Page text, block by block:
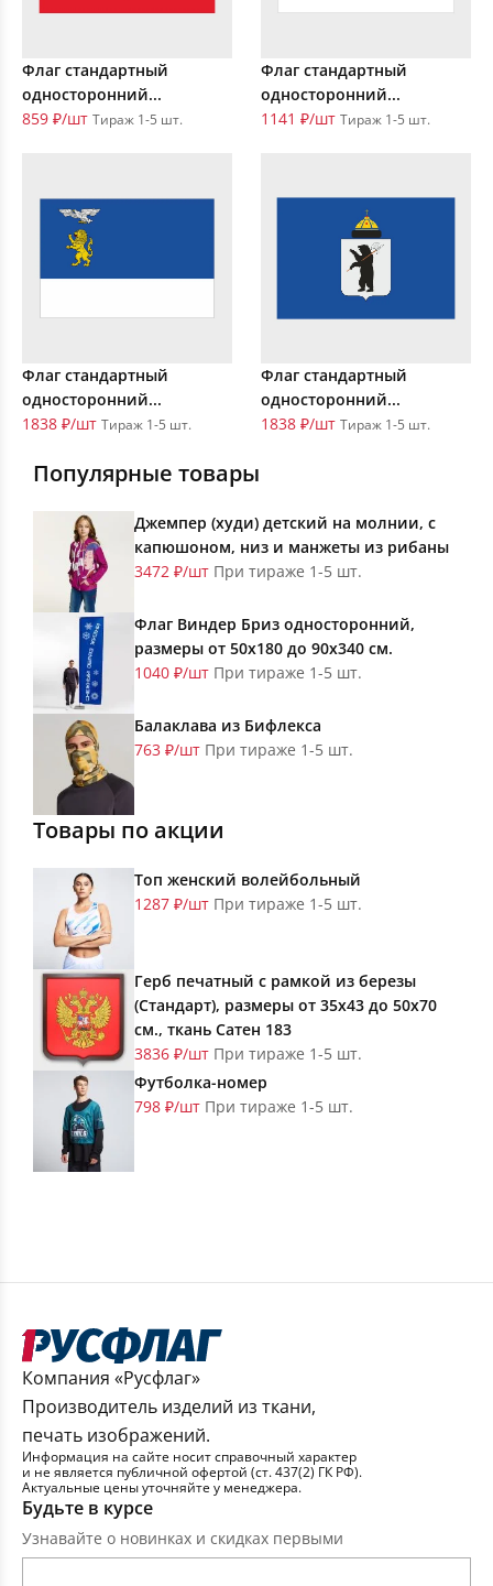
Флаг стандартный
односторонний...
859 ₽/шт Тираж 1-5 шт.
Флаг стандартный
односторонний...
1141 ₽/шт Тираж 1-5 шт.
Флаг стандартный
односторонний...
1838 ₽/шт Тираж 1-5 шт.
Флаг стандартный
односторонний...
1838 ₽/шт Тираж 1-5 шт.
Популярные товары
Джемпер (худи) детский на молнии, с
капюшоном, низ и манжеты из рибаны
3472 ₽/шт При тираже 1-5 шт.
Флаг Виндер Бриз односторонний,
размеры от 50х180 до 90х340 см.
1040 ₽/шт При тираже 1-5 шт.
Балаклава из Бифлекса
763 ₽/шт При тираже 1-5 шт.
Товары по акции
Топ женский волейбольный
1287 ₽/шт При тираже 1-5 шт.
Герб печатный с рамкой из березы
(Стандарт), размеры от 35х43 до 50х70
см., ткань Сатен 183
3836 ₽/шт При тираже 1-5 шт.
Футболка-номер
798 ₽/шт При тираже 1-5 шт.
Компания «Русфлаг»
Производитель изделий из ткани,
печать изображений.
Информация на сайте носит справочный характер
и не является публичной офертой (ст. 437(2) ГК РФ).
Актуальные цены уточняйте у менеджера.
Будьте в курсе
Узнавайте о новинках и скидках первыми